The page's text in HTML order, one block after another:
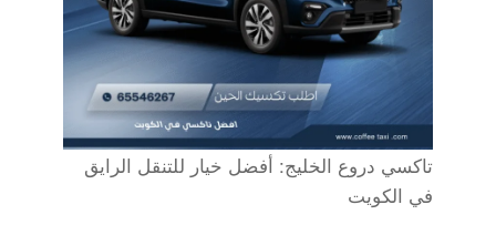
تاكسي دروع الخليج: أفضل خيار للتنقل الرايق
في الكويت